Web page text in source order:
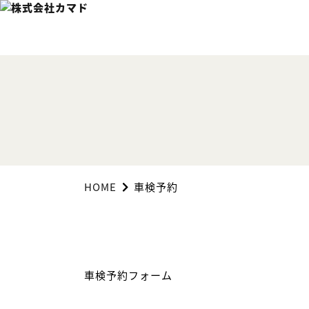
HOME 車検予約
車検予約フォーム